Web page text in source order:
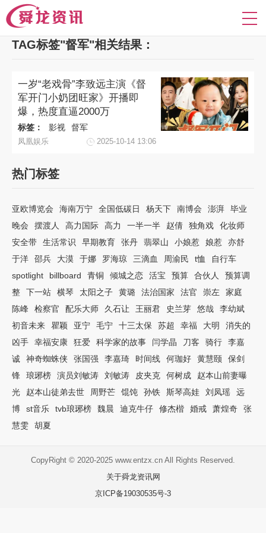
TAG标签"督军"相关结果：
一岁“老戏骨”李致远主演《督
军开门小奶团旺家》开播即
爆，热度直逼2000万
标签： 影视 督军
凤凰娱乐 2025-10-14 13:06
热门标签
亚欧博览会 海南万宁 全国低碳日 杨天下 南博会 澎湃
毕业
晚会
摆渡人 高力国际 高力 一半一半 赵倩 独角戏
化妆师
安全带
生活常识 早期教育 张丹 翡翠山 小娘惹 娘惹
亦舒
于洋
邵兵 大漠 于娜 罗海琼 三滴血 周渝民 t恤
自行车
spotlight
billboard 青铜 倾城之恋 活宝 预算 合伙人
预算调
整
下一站 横琴 太阳之子 黄璐 法治国家 法官 崇左
家庭
陈峰
检察官 配乐大师 久石让 王丽君 史兰芽 悠哉
李幼斌
初音未来
瞿颖 亚宁 毛宁 十三太保 苏超 幸福 大明
消失的
凶手
幸福安康 狂爱 科学家的故事 闫学晶 刀客 骑行
李嘉
诚
神奇蜘蛛侠 张国强 李嘉琦 时间线 何珈好 黄慧颐
保剑
锋
琅琊榜 演员刘敏涛 刘敏涛 皮夹克 何树成
赵本山前妻曝
光
赵本山徒弟去世 周野芒 馄饨 孙铁 斯琴高娃 刘凤瑶
远
博
st音乐 tvb琅琊榜 魏晨 迪克牛仔 修杰楷 婚戒 萧煌奇
张
慧雯
胡夏
CopyRight © 2020-2025 www.entzx.cn All Rights Reserved.
关于舜龙资讯网
京ICP备19030535号-3